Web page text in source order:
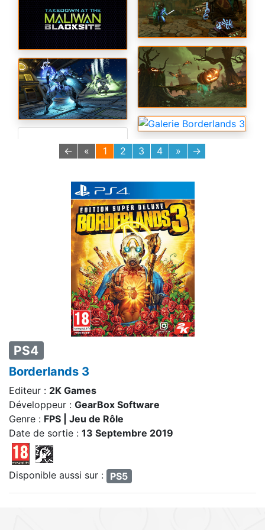
PS4
Borderlands 3
Editeur : 2K Games
Développeur : GearBox Software
Genre : FPS | Jeu de Rôle
Date de sortie : 13 Septembre 2019
Disponible aussi sur : PS5
← « 1 2 3 4 » →